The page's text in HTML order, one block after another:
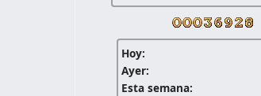
Hoy:
Ayer:
Esta semana: